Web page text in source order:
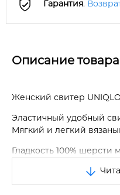
Гарантия.
Описание товара
Женский свитер
Эластичный удобный
Мягкий и легкий
Гладкость 100% шерсти
Стройный силуэт